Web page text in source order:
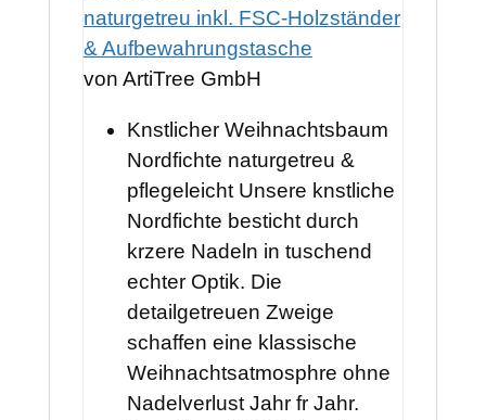
naturgetreu inkl. FSC-Holzständer
& Aufbewahrungstasche
von ArtiTree GmbH
Knstlicher Weihnachtsbaum
Nordfichte naturgetreu &
pflegeleicht Unsere knstliche
Nordfichte besticht durch
krzere Nadeln in tuschend
echter Optik. Die
detailgetreuen Zweige
schaffen eine klassische
Weihnachtsatmosphre ohne
Nadelverlust Jahr fr Jahr.